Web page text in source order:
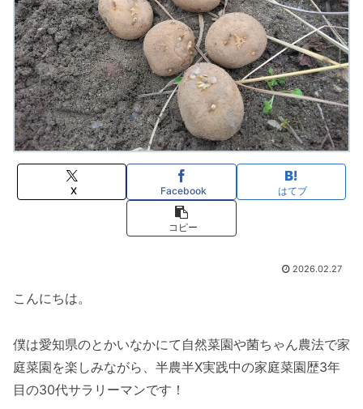
X Facebook はてブ
コピー
2026.02.27
こんにちは。
僕は愛知県のとかいなかにて自然菜園や菌ちゃん農法で家
庭菜園を楽しみながら、半農半X実践中の家庭菜園歴3年
目の30代サラリーマンです！